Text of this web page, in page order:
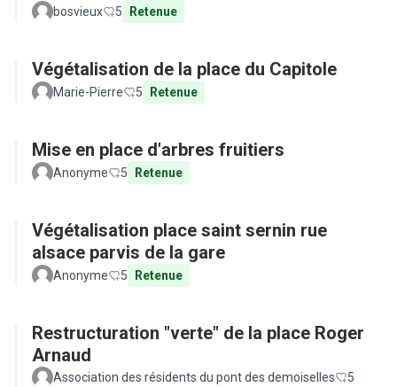
bosvieux 5 Retenue
Végétalisation de la place du Capitole
Marie-Pierre 5 Retenue
Mise en place d'arbres fruitiers
Anonyme 5 Retenue
Végétalisation place saint sernin rue
alsace parvis de la gare
Anonyme 5 Retenue
Restructuration "verte" de la place Roger
Arnaud
Association des résidents du pont des demoiselles
5